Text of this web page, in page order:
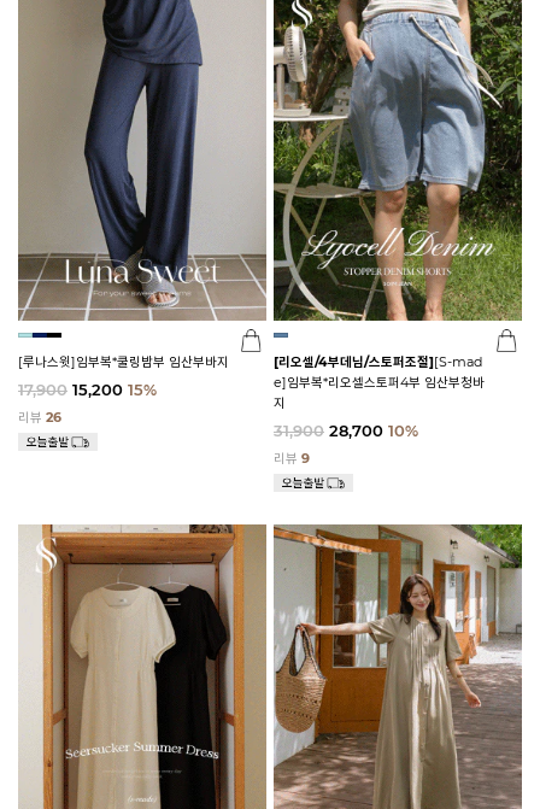
[루나스윗]임부복*쿨링밤부 임산부바지
17,900 15,200 15%
리뷰 26
[리오셀/4부데님/스토퍼조절][S-mad
e]임부복*리오셀스토퍼4부 임산부청바
지
31,900 28,700 10%
리뷰 9